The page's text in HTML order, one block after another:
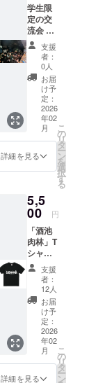
学生限
定の交
流会 ・
日時：
2026年
1月頃の
開催 ・
場所：
名古屋
市内 ・
支援者
様の交
通費や
滞在
費：支
援者様
費や滞
在費は
各自で
ご負担
くださ
い。 ・
支援者
様との
連絡方
法：詳
細は
メール
で連絡
しま
す。
支援
者：
0人
お届
け予
定：
2026
年02
月
詳細を見る
こ
の
リ
タ
ー
ン
を
選
択
す
る
5,5
00 円
「酒池
肉林」T
シャツ
※サイズ
表をも
とにサ
イズの
選択を
してく
ださ
い。 ※
裏面に
はスポ
ンサー
支援
者：
12人
お届
け予
定：
2026
年02
月
詳細を見る
こ
の
リ
タ
ー
ン